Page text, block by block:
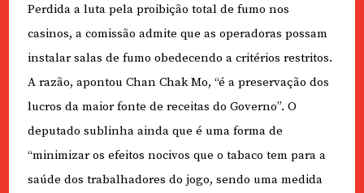
Perdida a luta pela proibição total de fumo nos
casinos, a comissão admite que as operadoras possam
instalar salas de fumo obedecendo a critérios restritos.
A razão, apontou Chan Chak Mo, “é a preservação dos
lucros da maior fonte de receitas do Governo”. O
deputado sublinha ainda que é uma forma de
“minimizar os efeitos nocivos que o tabaco tem para a
saúde dos trabalhadores do jogo, sendo uma medida